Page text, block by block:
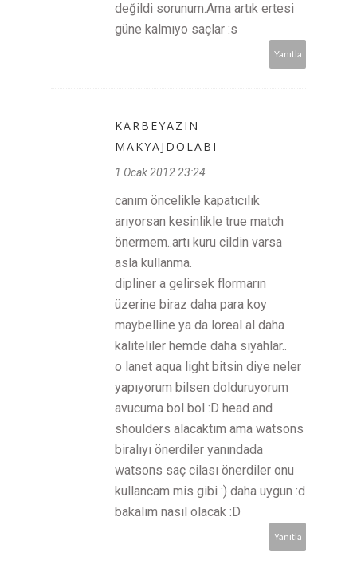
değildi sorunum.Ama artık ertesi
güne kalmıyo saçlar :s
Yanıtla
KARBEYAZIN
MAKYAJDOLABI
1 Ocak 2012 23:24
canım öncelikle kapatıcılık
arıyorsan kesinlikle true match
önermem..artı kuru cildin varsa
asla kullanma.
dipliner a gelirsek flormarın
üzerine biraz daha para koy
maybelline ya da loreal al daha
kaliteliler hemde daha siyahlar..
o lanet aqua light bitsin diye neler
yapıyorum bilsen dolduruyorum
avucuma bol bol :D head and
shoulders alacaktım ama watsons
biralıyı önerdiler yanındada
watsons saç cilası önerdiler onu
kullancam mis gibi :) daha uygun :d
bakalım nasıl olacak :D
Yanıtla